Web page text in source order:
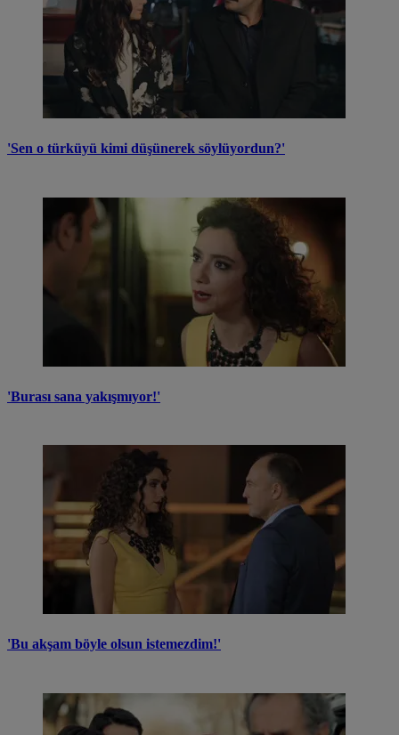
'Sen o türküyü kimi düşünerek söylüyordun?'
'Burası sana yakışmıyor!'
'Bu akşam böyle olsun istemezdim!'